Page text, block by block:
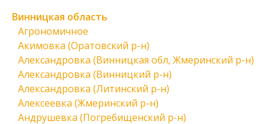
Винницкая область
Агрономичное
Акимовка (Оратовский р-н)
Александровка (Винницкая обл, Жмеринский р-н)
Александровка (Винницкий р-н)
Александровка (Литинский р-н)
Алексеевка (Жмеринский р-н)
Андрушевка (Погребищенский р-н)